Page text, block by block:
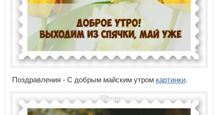
Поздравления - С добрым майским утром картинки.